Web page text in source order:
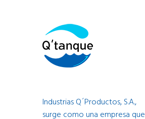
Industrias Q´Productos, S.A.,
surge como una empresa que